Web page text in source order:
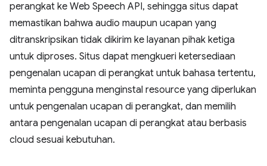
perangkat ke Web Speech API, sehingga situs dapat
memastikan bahwa audio maupun ucapan yang
ditranskripsikan tidak dikirim ke layanan pihak ketiga
untuk diproses. Situs dapat mengkueri ketersediaan
pengenalan ucapan di perangkat untuk bahasa tertentu,
meminta pengguna menginstal resource yang diperlukan
untuk pengenalan ucapan di perangkat, dan memilih
antara pengenalan ucapan di perangkat atau berbasis
cloud sesuai kebutuhan.